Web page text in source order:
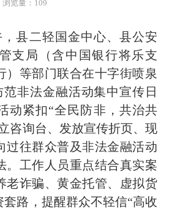
浏览量：109
县二轻国金中心、县公安
支局（含中国银行将乐支
）等部门联合在十字街喷泉
范非法金融活动集中宣传日
动紧扣“全民防非，共治共
咨询台、发放宣传折页、现
过往群众普及非法金融活动
。工作人员重点结合真实案
老诈骗、黄金托管、虚拟货
路，提醒群众不轻信“高收